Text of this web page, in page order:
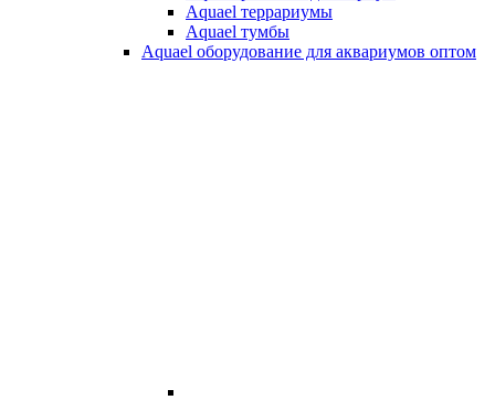
Aquael террариумы
Aquael тумбы
Aquael оборудование для аквариумов оптом